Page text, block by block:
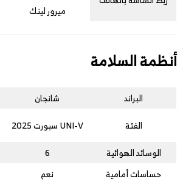
ميرور لينك
أنظمة السلامة
البراند شانجان
الفئة
UNI-V سبورت 2025
الوسائد الهوائية
6
حساسات أمامية
نعم